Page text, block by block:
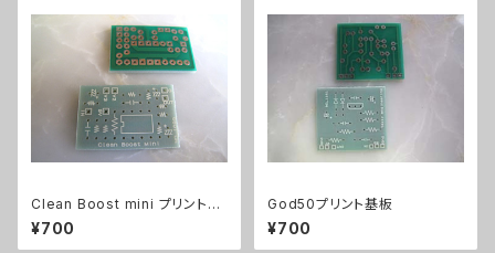
Clean Boost mini プリント基
板
¥700
God50プリント基板
¥700